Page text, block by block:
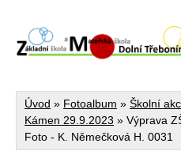
Úvod » Fotoalbum » Školní
Kámen 29.9.2023 » Výprava
Foto - K. Němečková H. 0031